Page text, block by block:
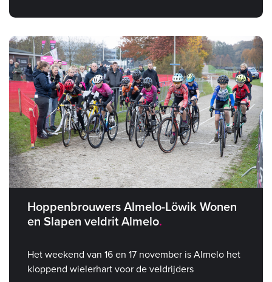
Hoppenbrouwers Almelo-Löwik Wonen
en Slapen veldrit Almelo
Het weekend van 16 en 17 november is Almelo het
kloppend wielerhart voor de veldrijders